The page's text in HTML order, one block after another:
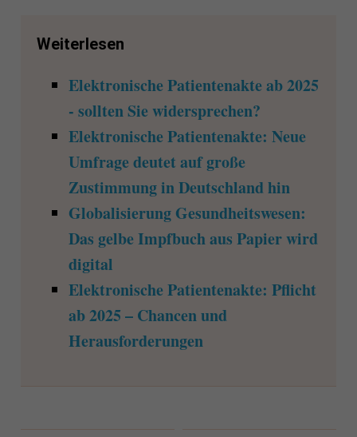
Weiterlesen
Elektronische Patientenakte ab 2025
- sollten Sie widersprechen?
Elektronische Patientenakte: Neue
Umfrage deutet auf große
Zustimmung in Deutschland hin
Globalisierung Gesundheitswesen:
Das gelbe Impfbuch aus Papier wird
digital
Elektronische Patientenakte: Pflicht
ab 2025 – Chancen und
Herausforderungen